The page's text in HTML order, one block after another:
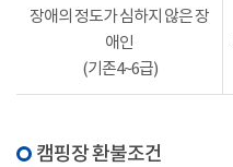
장애의 정도가 심하지 않은 장
애인
(기존4~6급)
캠핑장 환불조건